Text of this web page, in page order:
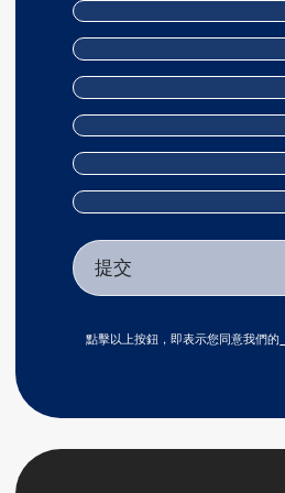
點擊以上按鈕，即表示您同意我們的